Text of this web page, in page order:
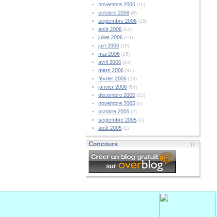
novembre 2006(10)
octobre 2006(9)
septembre 2006(16)
août 2006(14)
juillet 2006(19)
juin 2006(15)
mai 2006(15)
avril 2006(41)
mars 2006(31)
février 2006(23)
janvier 2006(64)
décembre 2005(33)
novembre 2005(1)
octobre 2005(2)
septembre 2005(1)
août 2005(1)
Concours